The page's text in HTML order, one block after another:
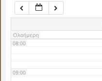
Ολοήμερη
07:00
08:00
09:00